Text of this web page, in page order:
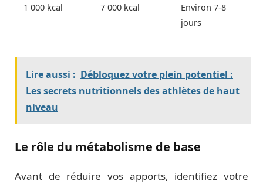
1 000 kcal 7 000 kcal
Environ 7-8
jours
Lire aussi : Débloquez votre plein potentiel :
Les secrets nutritionnels des athlètes de haut
niveau
Le rôle du métabolisme de base
Avant de réduire vos apports, identifiez votre